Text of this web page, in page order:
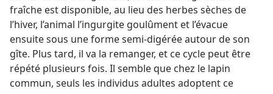
fraîche est disponible, au lieu des herbes sèches de
l’hiver, l’animal l’ingurgite goulûment et l’évacue
ensuite sous une forme semi-digérée autour de son
gîte. Plus tard, il va la remanger, et ce cycle peut être
répété plusieurs fois. Il semble que chez le lapin
commun, seuls les individus adultes adoptent ce